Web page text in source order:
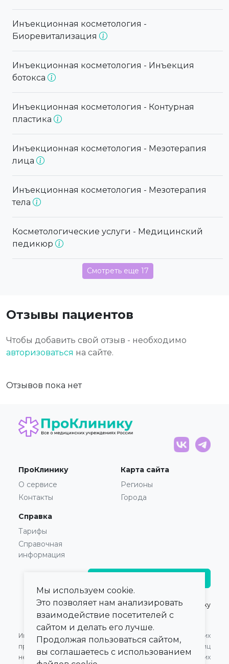
Инъекционная косметология -
Биоревитализация
Инъекционная косметология - Инъекция
ботокса
Инъекционная косметология - Контурная
пластика
Инъекционная косметология - Мезотерапия
лица
Инъекционная косметология - Мезотерапия
тела
Косметологические услуги - Медицинский
педикюр
Смотреть еще 17
Отзывы пациентов
Чтобы добавить свой отзыв - необходимо
авторизоваться на сайте.
Отзывов пока нет
ПроКлинику
О сервисе
Контакты
Карта сайта
Регионы
Города
Справка
Тарифы
Справочная
информация
© 2021 — 2026,ПроКлинику
Информация,
представленная на сайте,
не может быть
Оферта для Юридических
лиц
Оферта для Физических
Мы используем cookie.
Это позволяет нам анализировать
взаимодействие посетителей с
сайтом и делать его лучше.
Продолжая пользоваться сайтом,
вы соглашаетесь с использованием